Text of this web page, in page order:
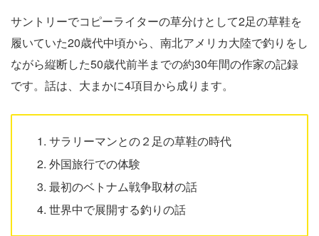
サントリーでコピーライターの草分けとして2足の草鞋を
履いていた20歳代中頃から、南北アメリカ大陸で釣りをし
ながら縦断した50歳代前半までの約30年間の作家の記録
です。話は、大まかに4項目から成ります。
サラリーマンとの２足の草鞋の時代
外国旅行での体験
最初のベトナム戦争取材の話
世界中で展開する釣りの話